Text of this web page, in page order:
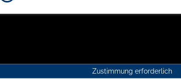
Zustimmung erforderlich